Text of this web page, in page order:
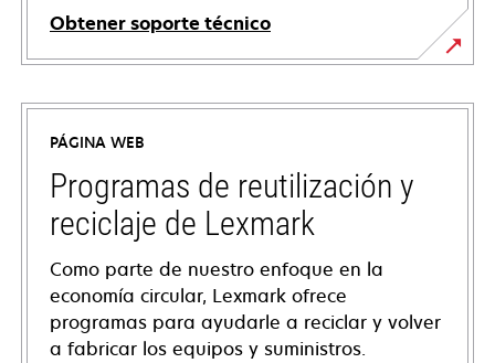
Obtener soporte técnico
opens
in
new
tab
PÁGINA WEB
Programas de reutilización y
reciclaje de Lexmark
Como parte de nuestro enfoque en la
economía circular, Lexmark ofrece
programas para ayudarle a reciclar y volver
a fabricar los equipos y suministros.